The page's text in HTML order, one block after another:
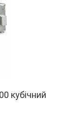
кубічний